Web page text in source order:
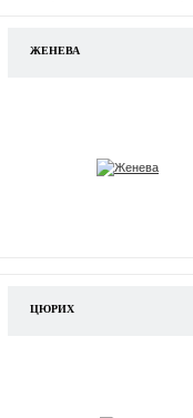
ЖЕНЕВА
ЦЮРИХ